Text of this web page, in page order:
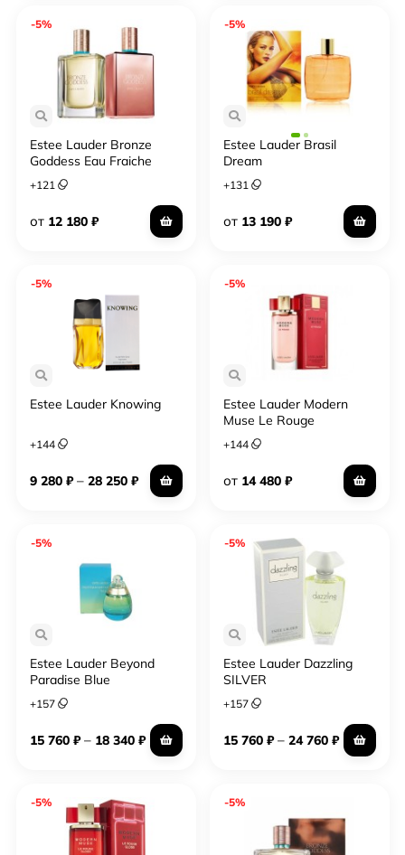
-5%
Estee Lauder Bronze
Goddess Eau Fraiche
Skinscent 2017
+121
от 12 180 ₽
-5%
Estee Lauder Brasil
Dream
+131
от 13 190 ₽
-5%
Estee Lauder Knowing
+144
9 280 ₽– 28 250 ₽
-5%
Estee Lauder Modern
Muse Le Rouge
+144
от 14 480 ₽
-5%
Estee Lauder Beyond
Paradise Blue
+157
15 760 ₽– 18 340 ₽
-5%
Estee Lauder Dazzling
SILVER
+157
15 760 ₽– 24 760 ₽
-5% -5%